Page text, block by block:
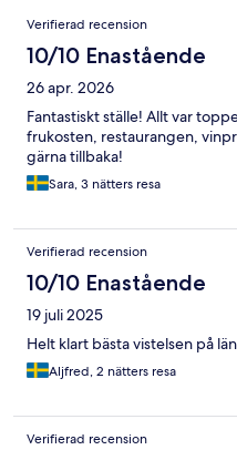
Recensioner
Verifierad recension
10/10 Enastående
26 apr. 2026
Fantastiskt ställe! Allt var
frukosten, restaurangen,
gärna tillbaka!
Sara, 3 nätters resa
Verifierad recension
10/10 Enastående
19 juli 2025
Helt klart bästa vistelsen på
Aljfred, 2 nätters resa
Verifierad recension